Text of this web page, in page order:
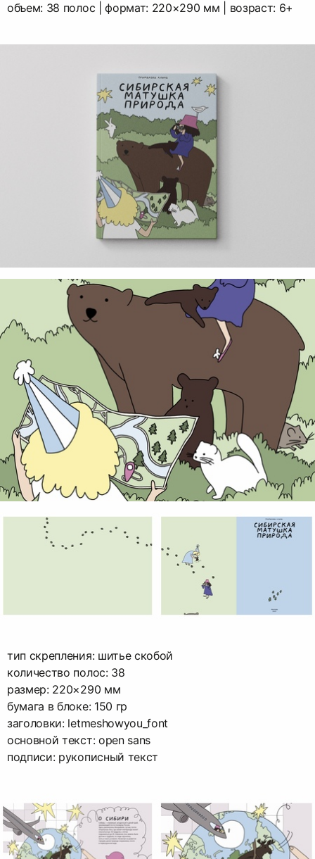
объем: 38 полос | формат: 220×290 мм | возраст: 6+
тип скрепления: шитье скобой
количество полос: 38
размер: 220×290 мм
бумага в блоке: 150 гр
заголовки: letmeshowyou_font
основной текст: open sans
подписи: рукописный текст